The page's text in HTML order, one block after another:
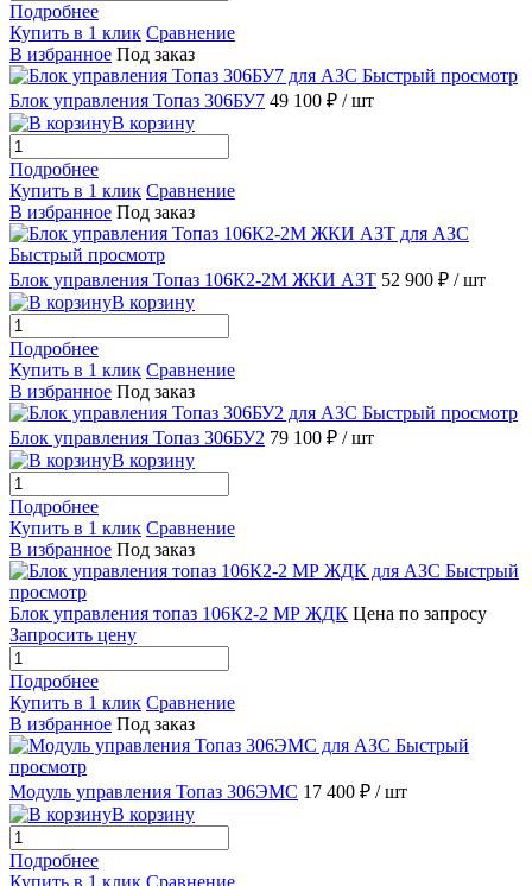
Подробнее
Купить в 1 клик Сравнение
В избранное Под заказ
Быстрый просмотр
Блок управления Топаз 306БУ7 49 100 ₽ / шт
В корзину
Подробнее
Купить в 1 клик Сравнение
В избранное Под заказ
Быстрый просмотр
Блок управления Топаз 106К2-2М ЖКИ АЗТ 52 900 ₽ / шт
В корзину
Подробнее
Купить в 1 клик Сравнение
В избранное Под заказ
Быстрый просмотр
Блок управления Топаз 306БУ2 79 100 ₽ / шт
В корзину
Подробнее
Купить в 1 клик Сравнение
В избранное Под заказ
Быстрый
просмотр
Блок управления топаз 106К2-2 МР ЖДК Цена по запросу
Запросить цену
Подробнее
Купить в 1 клик Сравнение
В избранное Под заказ
Быстрый
просмотр
Модуль управления Топаз 306ЭМС 17 400 ₽ / шт
В корзину
Подробнее